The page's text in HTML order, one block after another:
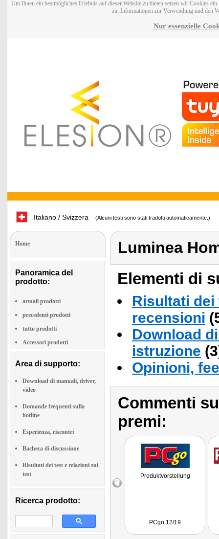
Um Ihnen ein bestmögliches Erlebnis auf dieser Website zu bieten setzen wir Cookies
zu. Informationen zur Verwendung und den
Nur essenzielle
Italiano / Svizzera (Alcuni testi sono stati tradotti automaticamente.)
Home
Panoramica del
prodotto:
attuali prodotti
precedenti prodotti
tutto prodotti
Accessori prodotti
Area di supporto:
Download di manuali, driver,
video
Domande frequenti sulla
hotline
Esperienza, riscontri
Bacheca di discussione
Risultati dei test e relazioni sui
test
Ricerca prodotto:
Luminea
Elementi di
Risultati
recensioni
Download
istruzione
Opinioni,
Commenti
premi:
Produktvorstellung
PCgo 12/19